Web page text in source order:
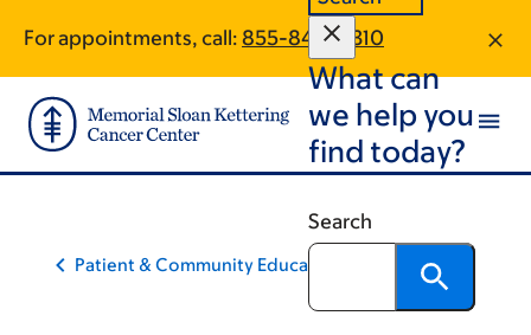
main
content
footer
For appointments, call: 855-840-0310
What can
we help you
find today?
Search
Patient & Community Education